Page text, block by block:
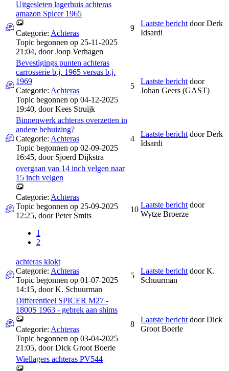
Uitgesleten lagerhuis achteras
amazon Spicer 1965
Categorie: Achteras
Topic begonnen op 25-11-2025
21:04, doorJoop Verhagen
9
Laatste bericht doorDerk
Idsardi
Bevestigings punten achteras
carrosserie b.j. 1965 versus b.j.
1969
Categorie: Achteras
Topic begonnen op 04-12-2025
19:40, doorKees Struijk
5
Laatste bericht door
Johan Geers (GAST)
Binnenwerk achteras overzetten in
andere behuizing?
Categorie: Achteras
Topic begonnen op 02-09-2025
16:45, door Sjoerd Dijkstra
4
Laatste bericht doorDerk
Idsardi
overgaan van 14 inch velgen naar
15 inch velgen
Categorie: Achteras
Topic begonnen op 25-09-2025
12:25, doorPeter Smits
1
2
10
Laatste bericht door
Wytze Broerze
achteras klokt
Categorie: Achteras
Topic begonnen op 01-07-2025
14:15, doorK. Schuurman
5
Laatste bericht doorK.
Schuurman
Differentieel SPICER M27 -
1800S 1963 - gebrek aan shims
Categorie: Achteras
Topic begonnen op 03-04-2025
21:05, doorDick Groot Boerle
8
Laatste bericht doorDick
Groot Boerle
Wiellagers achteras PV544